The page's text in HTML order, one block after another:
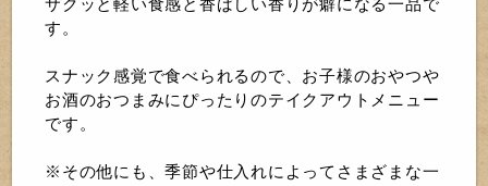
サクッと軽い食感と香ばしい香りが癖になる一品で
す。
スナック感覚で食べられるので、お子様のおやつや
お酒のおつまみにぴったりのテイクアウトメニュー
です。
※その他にも、季節や仕入れによってさまざまな一